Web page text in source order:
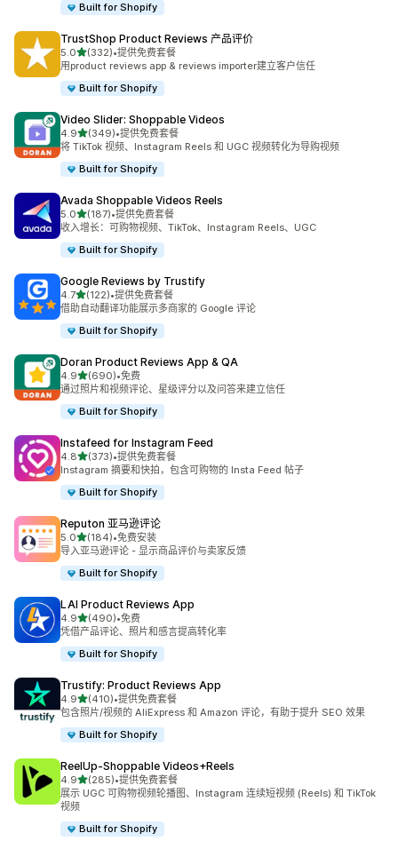
Built for Shopify
TrustShop Product Reviews 产品评价
5.0星（满分 5 星）
(332)
总共 332 条评论
•提供免费套餐
用product reviews app & reviews importer建立客户信任
Built for Shopify
Video Slider: Shoppable Videos
4.9星（满分 5 星）
(349)
总共 349 条评论
•提供免费套餐
将 TikTok 视频、Instagram Reels 和 UGC 视频转化为导购视频
Built for Shopify
Avada Shoppable Videos Reels
5.0星（满分 5 星）
(187)
总共 187 条评论
•提供免费套餐
收入增长：可购物视频、TikTok、Instagram Reels、UGC
Built for Shopify
Google Reviews by Trustify
4.7星（满分 5 星）
(122)
总共 122 条评论
•提供免费套餐
借助自动翻译功能展示多商家的 Google 评论
Built for Shopify
Doran Product Reviews App & QA
4.9星（满分 5 星）
(690)
总共 690 条评论
•免费
通过照片和视频评论、星级评分以及问答来建立信任
Built for Shopify
Instafeed for Instagram Feed
4.8星（满分 5 星）
(373)
总共 373 条评论
•提供免费套餐
Instagram 摘要和快拍，包含可购物的 Insta Feed 帖子
Built for Shopify
Reputon 亚马逊评论
5.0星（满分 5 星）
(184)
总共 184 条评论
•免费安装
导入亚马逊评论 - 显示商品评价与卖家反馈
Built for Shopify
LAI Product Reviews App
4.9星（满分 5 星）
(490)
总共 490 条评论
•免费
凭借产品评论、照片和感言提高转化率
Built for Shopify
Trustify: Product Reviews App
4.9星（满分 5 星）
(410)
总共 410 条评论
•提供免费套餐
包含照片/视频的 AliExpress 和 Amazon 评论，有助于提升 SEO 效果
Built for Shopify
ReelUp‑Shoppable Videos+Reels
4.9星（满分 5 星）
(285)
总共 285 条评论
•提供免费套餐
展示 UGC 可购物视频轮播图、Instagram 连续短视频 (Reels) 和 TikTok
视频
Built for Shopify